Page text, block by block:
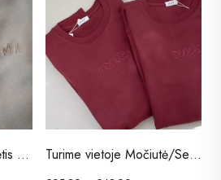
Krikšto mama/Krikšto tėtis džemperis Turime vietoje Močiutė/Senelis džemperis